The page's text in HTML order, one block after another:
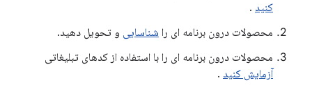
کنید .
محصولات درون برنامه ای را شناسایی و تحویل دهید.
محصولات درون برنامه ای را با استفاده از کدهای تبلیغاتی
آزمایش کنید .